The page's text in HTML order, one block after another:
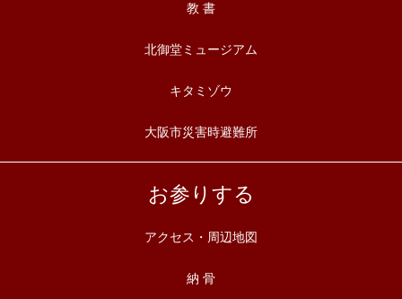
教 書
北御堂ミュージアム
キタミゾウ
大阪市災害時避難所
お参りする
アクセス・周辺地図
納 骨